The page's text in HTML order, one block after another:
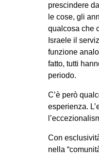
prescindere
le cose, gli
qualcosa che
Israele il
funzione
fatto, tutti
periodo.
C’è però
esperienza.
Con
nella